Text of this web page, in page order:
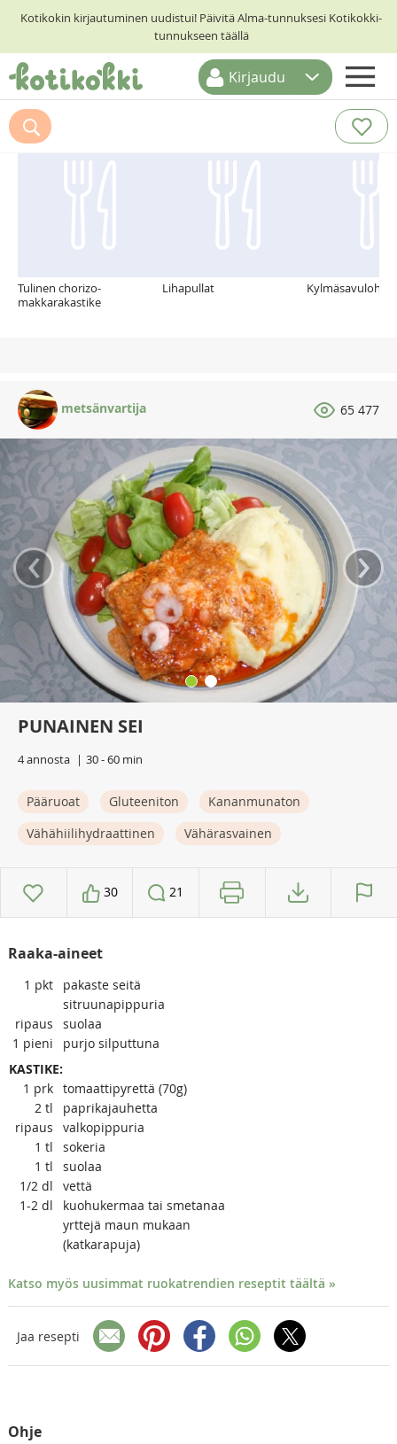
Kotikokin kirjautuminen uudistui! Päivitä Alma-tunnuksesi Kotikokki-
tunnukseen täällä
ETUSIVU
RESEPTIHAKU
Kirjaudu
Suosittelemme myös
Tulinen chorizo-
makkarakastike
Lihapullat
metsänvartija 65 477
‹ ›
PUNAINEN SEI
4 annosta 30 - 60 min
Pääruoat Gluteeniton
Kananmunaton
Vähähiilihydraattinen
Vähärasvainen
30 21
Raaka-aineet
1 pkt
pakaste seitä
sitruunapippuria
ripaus
suolaa
1 pieni
purjo silputtuna
KASTIKE:
1 prk tomaattipyrettä (70g)
2 tl
paprikajauhetta
ripaus
valkopippuria
1 tl
sokeria
1 tl
suolaa
1/2 dl
vettä
1-2 dl
kuohukermaa tai smetanaa
yrttejä maun mukaan
(katkarapuja)
Katso myös uusimmat ruokatrendien reseptit täältä »
Jaa resepti
Ohje